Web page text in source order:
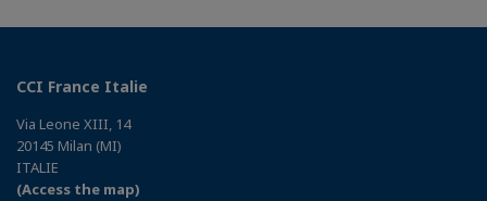
CCI France Italie
Via Leone XIII, 14
20145 Milan (MI)
ITALIE
(Access the map)